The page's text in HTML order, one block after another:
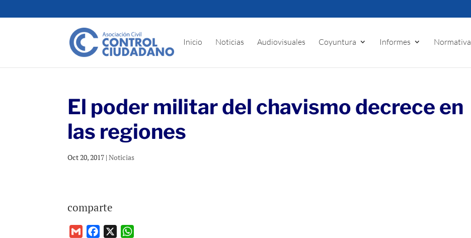
Inicio Noticias Audiovisuales Coyuntura Informes Normativa
El poder militar del chavismo decrece en
las regiones
Oct 20, 2017 |Noticias
comparte
G